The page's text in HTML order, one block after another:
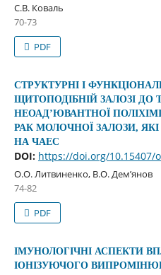
С.В. Коваль
70-73
PDF
СТРУКТУРНІ І
ЩИТОПОДІБНІЙ ЗАЛОЗІ ДО
НЕОАД’ЮВАНТНОЇ
РАК МОЛОЧНОЇ ЗАЛОЗИ,
НА ЧАЕС
DOI: https://doi.org/10.15407/
О.О. Литвиненко, В.О. Дем’янов
74-82
PDF
ІМУНОЛОГІЧНІ АСПЕКТИ
ІОНІЗУЮЧОГО